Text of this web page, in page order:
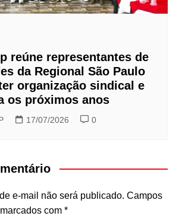
reúne representantes de
da Regional São Paulo
organização sindical e
os próximos anos
17/07/2026 0
e-mail não será publicado. Campos
com *